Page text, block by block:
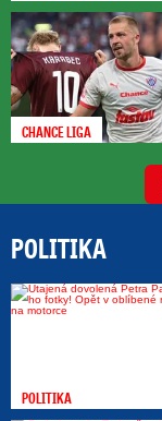
CHANCE LIGA
POLITIKA
POLITIKA